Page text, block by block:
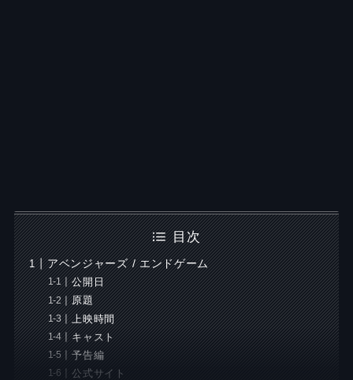
目次
アベンジャーズ / エンドゲーム
公開日
原題
上映時間
キャスト
予告編
公式サイト